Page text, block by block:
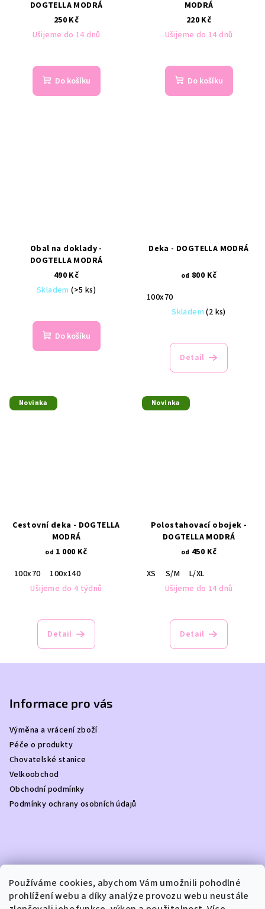
Používáme cookies, abychom Vám umožnili pohodlné
prohlížení webu a díky analýze provozu webu neustále
DOGTELLA MODRÁ
250 Kč
Ušijeme do 14 dnů
Do košíku
MODRÁ
220 Kč
Ušijeme do 14 dnů
Do košíku
Obal na doklady -
DOGTELLA MODRÁ
490 Kč
Skladem(>5 ks)
Do košíku
Deka - DOGTELLA MODRÁ
od 800 Kč
100x70
Skladem(2 ks)
Detail
Novinka
Cestovní deka - DOGTELLA
MODRÁ
od 1 000 Kč
100x70
100x140
Ušijeme do 4 týdnů
Detail
Novinka
Polostahovací obojek -
DOGTELLA MODRÁ
od 450 Kč
XS
S/M
L/XL
Ušijeme do 14 dnů
Detail
Informace pro vás
Výměna a vrácení zboží
Péče o produkty
Chovatelské stanice
Velkoobchod
Obchodní podmínky
Podmínky ochrany osobních údajů
Kontakt
info @dottydoggie.cz